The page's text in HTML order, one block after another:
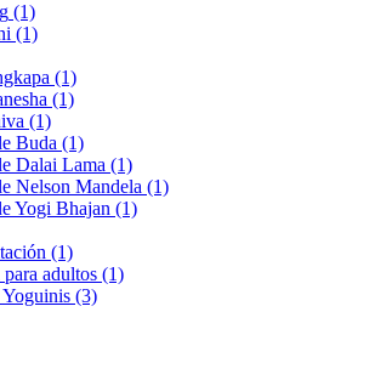
(1)
(1)
(1)
(1)
(1)
Buda (1)
Dalai Lama (1)
Nelson Mandela (1)
Yogi Bhajan (1)
(1)
adultos (1)
Yoguinis (3)